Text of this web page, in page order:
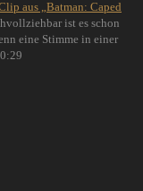
aus „Batman: Caped
ist es schon
eine Stimme in einer